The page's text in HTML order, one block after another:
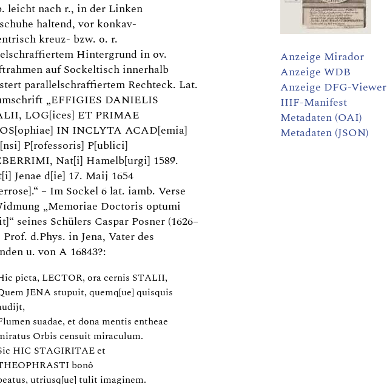
leicht nach r., in der Linken
haltend, vor konkav-
kreuz- bzw. o. r.
Hintergrund in ov.
auf Sockeltisch innerhalb
parallelschraffiertem Rechteck. Lat.
„EFFIGIES DANIELIS
LOG[ices] ET PRIMAE
IN INCLYTA ACAD[emia]
P[rofessoris] P[ublici]
Nat[i] Hamelb[urgi] 1589.
Jenae d[ie] 17. Maij 1654
– Im Sockel 6 lat. iamb. Verse
„Memoriae Doctoris optumi
seines Schülers Caspar Posner (1626–
Prof. d.Phys. in Jena, Vater des
u. von A 16843?:
picta, LECTOR, ora cernis STALII,
JENA stupuit, quemq[ue] quisquis
suadae, et dona mentis entheae
Orbis censuit miraculum.
HIC STAGIRITAE et
bonô
utriusq[ue] tulit imaginem.
Anzeige Mirador
Anzeige WDB
Anzeige DFG-Viewer
IIIF-Manifest
Metadaten (OAI)
Metadaten (JSON)